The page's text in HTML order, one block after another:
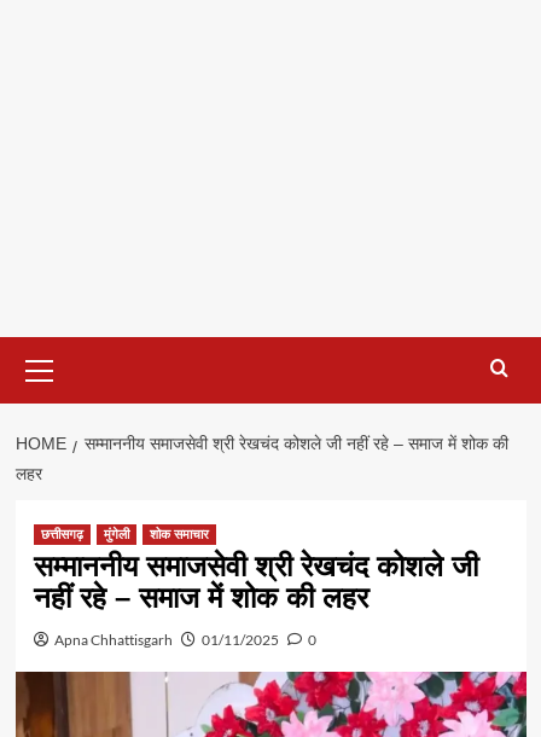
Menu
HOME
सम्माननीय समाजसेवी श्री रेखचंद कोशले जी नहीं रहे – समाज में शोक की
लहर
छत्तीसगढ़ मुंगेली शोक समाचार
सम्माननीय समाजसेवी श्री रेखचंद कोशले जी
नहीं रहे – समाज में शोक की लहर
Apna Chhattisgarh 01/11/2025 0